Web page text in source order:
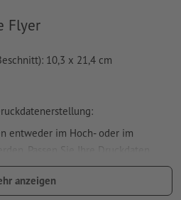
Flyer
10,3 x 21,4 cm
entweder im Hoch- oder im
Passen Sie Ihre Druckdaten
Druckprodukt nicht auf dem
anzeigen